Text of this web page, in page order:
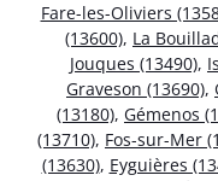
Fare-les-Oliviers
(13600), La
Jouques (13490),
Graveson (13690),
(13180), Gémenos
(13710), Fos-sur-Mer
(13630), Eyguières